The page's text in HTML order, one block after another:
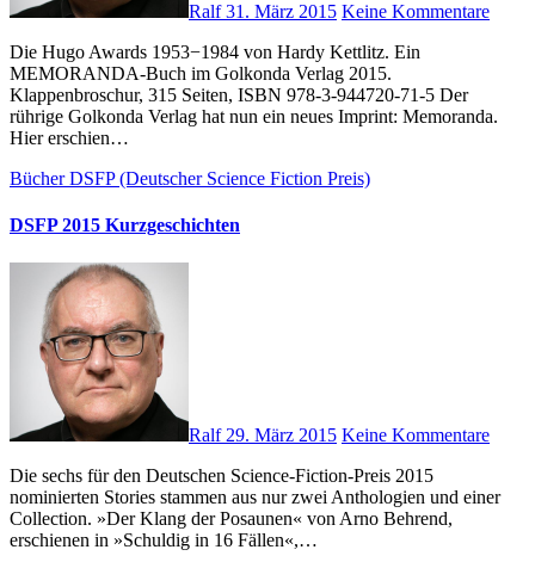
Ralf31. März 2015 Keine Kommentare
Die Hugo Awards 1953−1984 von Hardy Kettlitz. Ein
MEMORANDA-Buch im Golkonda Verlag 2015.
Klappenbroschur, 315 Seiten, ISBN 978-3-944720-71-5 Der
rührige Golkonda Verlag hat nun ein neues Imprint: Memoranda.
Hier erschien…
BücherDSFP (Deutscher Science Fiction Preis)
DSFP 2015 Kurzgeschichten
Ralf 29. März 2015 Keine Kommentare
Die sechs für den Deutschen Science-Fiction-Preis 2015
nominierten Stories stammen aus nur zwei Anthologien und einer
Collection. »Der Klang der Posaunen« von Arno Behrend,
erschienen in »Schuldig in 16 Fällen«,…